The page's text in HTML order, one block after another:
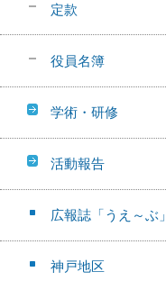
定款
役員名簿
学術・研修
活動報告
広報誌「うえ～ぶ」
神戸地区